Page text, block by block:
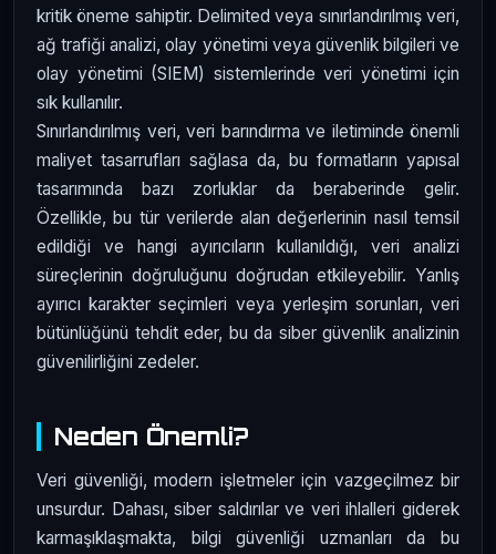
kritik öneme sahiptir. Delimited veya sınırlandırılmış veri,
ağ trafiği analizi, olay yönetimi veya güvenlik bilgileri ve
olay yönetimi (SIEM) sistemlerinde veri yönetimi için
sık kullanılır.
Sınırlandırılmış veri, veri barındırma ve iletiminde önemli
maliyet tasarrufları sağlasa da, bu formatların yapısal
tasarımında bazı zorluklar da beraberinde gelir.
Özellikle, bu tür verilerde alan değerlerinin nasıl temsil
edildiği ve hangi ayırıcıların kullanıldığı, veri analizi
süreçlerinin doğruluğunu doğrudan etkileyebilir. Yanlış
ayırıcı karakter seçimleri veya yerleşim sorunları, veri
bütünlüğünü tehdit eder, bu da siber güvenlik analizinin
güvenilirliğini zedeler.
Neden Önemli?
Veri güvenliği, modern işletmeler için vazgeçilmez bir
unsurdur. Dahası, siber saldırılar ve veri ihlalleri giderek
karmaşıklaşmakta, bilgi güvenliği uzmanları da bu